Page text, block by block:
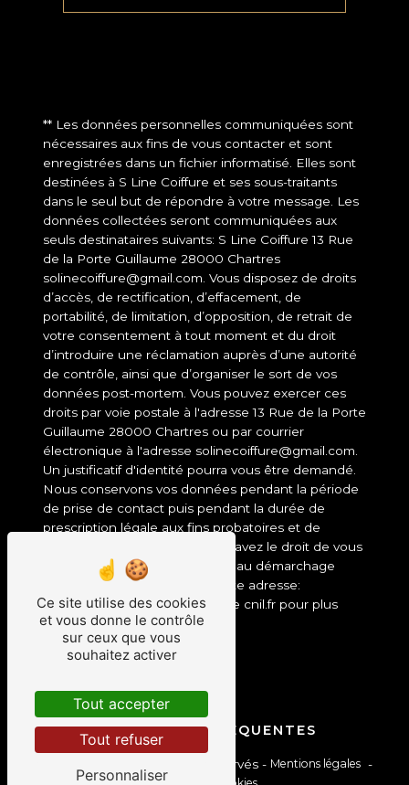
** Les données personnelles communiquées sont
nécessaires aux fins de vous contacter et sont
enregistrées dans un fichier informatisé. Elles sont
destinées à S Line Coiffure et ses sous-traitants
dans le seul but de répondre à votre message. Les
données collectées seront communiquées aux
seuls destinataires suivants: S Line Coiffure 13 Rue
de la Porte Guillaume 28000 Chartres
solinecoiffure@gmail.com. Vous disposez de droits
d’accès, de rectification, d’effacement, de
portabilité, de limitation, d’opposition, de retrait de
votre consentement à tout moment et du droit
d’introduire une réclamation auprès d’une autorité
de contrôle, ainsi que d’organiser le sort de vos
données post-mortem. Vous pouvez exercer ces
droits par voie postale à l'adresse 13 Rue de la Porte
Guillaume 28000 Chartres ou par courrier
électronique à l'adresse solinecoiffure@gmail.com.
Un justificatif d'identité pourra vous être demandé.
Nous conservons vos données pendant la période
de prise de contact puis pendant la durée de
prescription légale aux fins probatoires et de
gestion des contentieux. Vous avez le droit de vous
inscrire sur la liste d'opposition au démarchage
téléphonique, disponible à cette adresse:
Bloctel.gouv.fr. Consultez le site cnil.fr pour plus
d’informations sur vos droits.
RECHERCHES FRÉQUENTES
- 2026 - Tous droits réservés - Mentions légales-
Ce site utilise des cookies
et vous donne le contrôle
sur ceux que vous
souhaitez activer
Tout accepter
Tout refuser
Personnaliser